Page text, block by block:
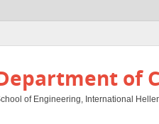
of
of Engineering, International